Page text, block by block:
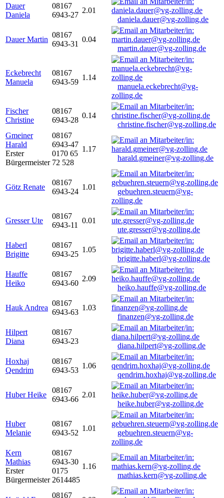
Dauer
Daniela
08167
6943-27
2.01
daniela.dauer@vg-zolling.de
Dauer Martin
08167
6943-31
0.04
martin.dauer@vg-zolling.de
Eckebrecht
Manuela
08167
6943-59
1.14
manuela.eckebrecht@vg-
zolling.de
Fischer
Christine
08167
6943-28
0.14
christine.fischer@vg-zolling.de
Gmeiner
Harald
Erster
Bürgermeister
08167
6943-47
0170 65
72 528
1.17
harald.gmeiner@vg-zolling.de
Götz Renate
08167
6943-24
1.01
gebuehren.steuern@vg-
zolling.de
Gresser Ute
08167
6943-11
0.01
ute.gresser@vg-zolling.de
Haberl
Brigitte
08167
6943-25
1.05
brigitte.haberl@vg-zolling.de
Hauffe
Heiko
08167
6943-60
2.09
heiko.hauffe@vg-zolling.de
Hauk Andrea
08167
6943-63
1.03
finanzen@vg-zolling.de
Hilpert
Diana
08167
6943-23
diana.hilpert@vg-zolling.de
Hoxhaj
Qendrim
08167
6943-53
1.06
qendrim.hoxhaj@vg-zolling.de
Huber Heike
08167
6943-66
2.01
heike.huber@vg-zolling.de
Huber
Melanie
08167
6943-52
1.01
gebuehren.steuern@vg-
zolling.de
Kern
Mathias
Erster
Bürgermeister
08167
6943-30
0175
2614485
1.16
mathias.kern@vg-zolling.de
08167